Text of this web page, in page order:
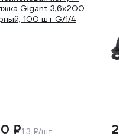
₽1.3 ₽/шт